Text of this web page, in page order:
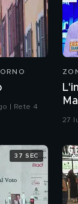
| Rete 4
27
37 SEC